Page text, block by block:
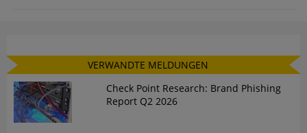
VERWANDTE MELDUNGEN
Check Point Research: Brand Phishing
Report Q2 2026